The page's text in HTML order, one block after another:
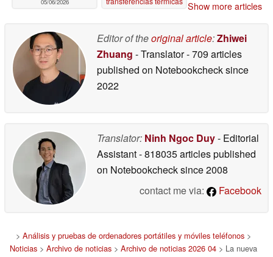
05/06/2026 Show more articles
Editor of theoriginal article:Zhiwei
Zhuang - Translator- 709 articles
published on Notebookchecksince
2022
Translator: Ninh Ngoc Duy- Editorial
Assistant- 818035 articles published
on Notebookchecksince 2008
contact me via:
Facebook
> Análisis y pruebas de ordenadores portátiles y móviles teléfonos >
Noticias > Archivo de noticias > Archivo de noticias 2026 04 > La nueva